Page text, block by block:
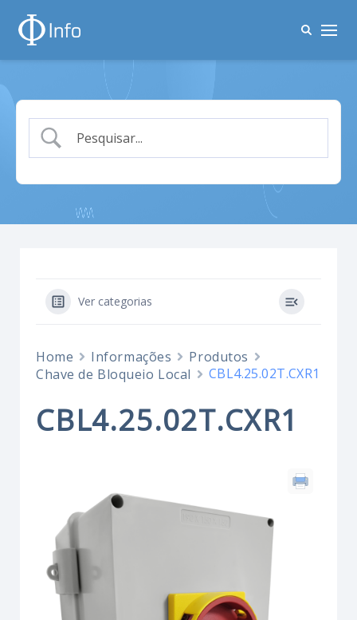
Ver categorias
Home Informações
Produtos
Chave de Bloqueio Local
CBL4.25.02T.CXR1
CBL4.25.02T.CXR1